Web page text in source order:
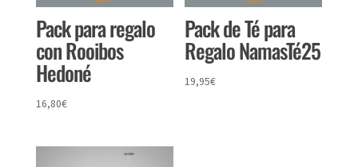
Pack para regalo
con Rooibos
Hedoné
16,80€
Pack de Té para
Regalo NamasTé25
19,95€